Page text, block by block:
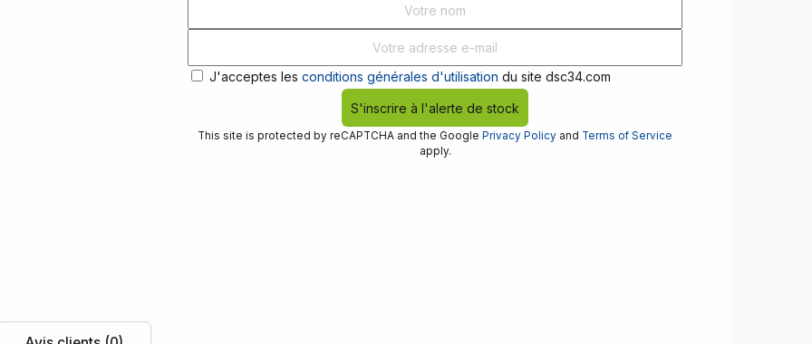
J'acceptes lesconditions générales d'utilisation du site dsc34.com
S'inscrire à l'alerte de stock
This site is protected by reCAPTCHA and the GooglePrivacy Policy and Terms of Service
apply.